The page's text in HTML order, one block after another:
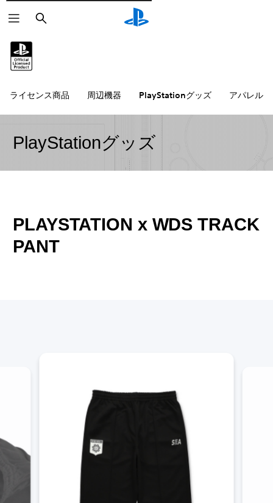
検
索
ライセンス商品 周辺機器 PlayStationグッズ アパレル
PlayStationグッズ
PLAYSTATION x WDS TRACK
PANT